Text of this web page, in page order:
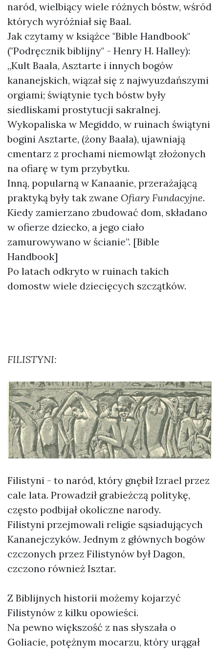
naród, wielbiący wiele różnych bóstw, wśród
których wyróżniał się Baal.
Jak czytamy w książce "Bible Handbook"
("Podręcznik biblijny" - Henry H. Halley):
„Kult Baala, Asztarte i innych bogów
kananejskich, wiązał się z najwyuzdańszymi
orgiami; świątynie tych bóstw były
siedliskami prostytucji sakralnej.
Wykopaliska w Megiddo, w ruinach świątyni
bogini Asztarte, (żony Baala), ujawniają
cmentarz z prochami niemowląt złożonych
na ofiarę w tym przybytku.
Inną, popularną w Kanaanie, przerażającą
praktyką były tak zwane Ofiary Fundacyjne.
Kiedy zamierzano zbudować dom, składano
w ofierze dziecko, a jego ciało
zamurowywano w ścianie”. [Bible
Handbook]
Po latach odkryto w ruinach takich
domostw wiele dziecięcych szczątków.
FILISTYNI:
Filistyni - to naród, który gnębił Izrael przez
cale lata. Prowadził grabieżczą politykę,
często podbijał okoliczne narody.
Filistyni przejmowali religie sąsiadujących
Kananejczyków. Jednym z głównych bogów
czczonych przez Filistynów był Dagon,
czczono również Isztar.
Z Biblijnych historii możemy kojarzyć
Filistynów z kilku opowieści.
Na pewno większość z nas słyszała o
Goliacie, potężnym mocarzu, który urągał